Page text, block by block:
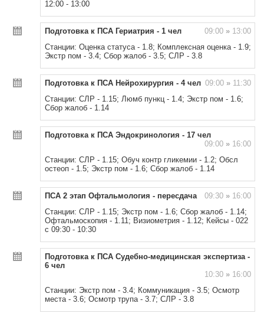
12:00 - 13:00
Подготовка к ПСА Гериатрия - 1 чел 09:00 »13:00
Станции: Оценка статуса - 1.8; Комплексная оценка - 1.9;
Экстр пом - 3.4; Сбор жалоб - 3.5; СЛР - 3.8
Подготовка к ПСА Нейрохирургия - 4 чел 09:00 »11:30
Станции: СЛР - 1.15; Люмб пункц - 1.4; Экстр пом - 1.6;
Сбор жалоб - 1.14
Подготовка к ПСА Эндокринология - 17 чел
09:00 »16:00
Станции: СЛР - 1.15; Обуч контр гликемии - 1.2; Обсл
остеоп - 1.5; Экстр пом - 1.6; Сбор жалоб - 1.14
ПСА 2 этап Офтальмология - пересдача 09:30 »16:00
Станции: СЛР - 1.15; Экстр пом - 1.6; Сбор жалоб - 1.14;
Офтальмоскопия - 1.11; Визиометрия - 1.12; Кейсы - 022
с 09:30 - 10:30
Подготовка к ПСА Судебно-медицинская экспертиза -
6 чел
10:30 »16:00
Станции: Экстр пом - 3.4; Коммуникация - 3.5; Осмотр
места - 3.6; Осмотр трупа - 3.7; СЛР - 3.8